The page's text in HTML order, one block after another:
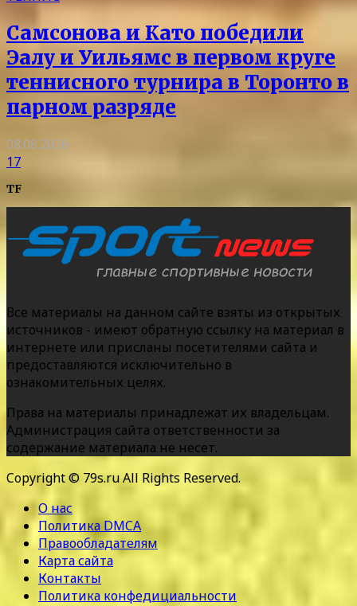
Самсонова и Като победили
Эалу и Уильямс в первом круге
теннисного турнира в Торонто в
парном разряде
08.08.2026
17
TF
Все материалы на данном сайте взяты из открытых
источников - имеют обратную ссылку на материал в
интернете или присланы посетителями сайта и
предоставляются исключительно в
ознакомительных целях.
Права на материалы принадлежат их владельцам.
Администрация сайта ответственности за
содержание материала не несет.
Copyright © 79s.ru All Rights Reserved.
О нас
Политика DMCA
Правообладателям
Карта сайта
Контакты
Политика конфедициальности